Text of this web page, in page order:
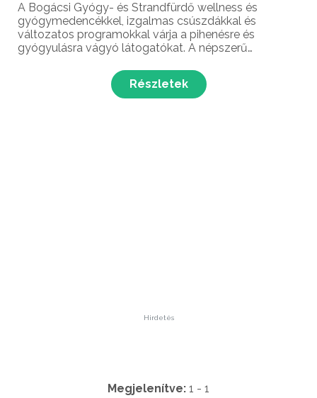
A Bogácsi Gyógy- és Strandfürdő wellness és
gyógymedencékkel, izgalmas csúszdákkal és
változatos programokkal várja a pihenésre és
gyógyulásra vágyó látogatókat. A népszerű
jótékony hatásait is élvezhetjük.
Részletek
Hirdetés
Megjelenítve: 1 - 1